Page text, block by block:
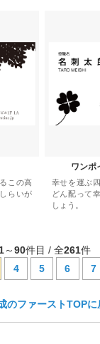
この高
らいが
ワンポ
幸せを運ぶ
どん配って
しょう。
～90件目 / 全261件
4 5 6 7
のファーストTOPに